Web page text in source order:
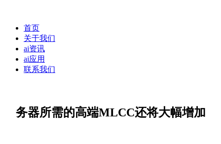
首页
关于我们
ai资讯
ai应用
联系我们
务器所需的高端MLCC还将大幅增加